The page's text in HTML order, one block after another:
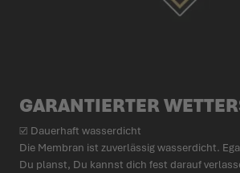
GARAN­TIERTER
☑ Dauerhaft wasserdicht
Die Membran ist zuver­lässig wasserdicht.
Du planst, Du kannst dich fest darauf